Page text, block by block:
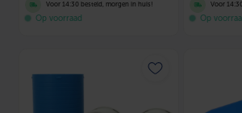
Voor 14:30 besteld, morgen in huis!
Op voorraad
Voor
Op